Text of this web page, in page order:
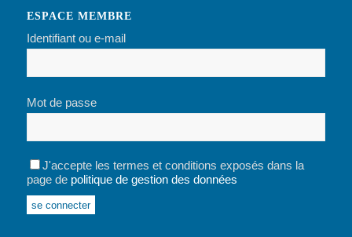
ESPACE MEMBRE
Identifiant ou e-mail
Mot de passe
J'accepte les termes et conditions exposés dans la
page de politique de gestion des données
Alternative: